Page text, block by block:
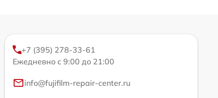
+7 (395) 278-33-61
Ежедневно с 9:00 до 21:00
info@fujifilm-repair-center.ru